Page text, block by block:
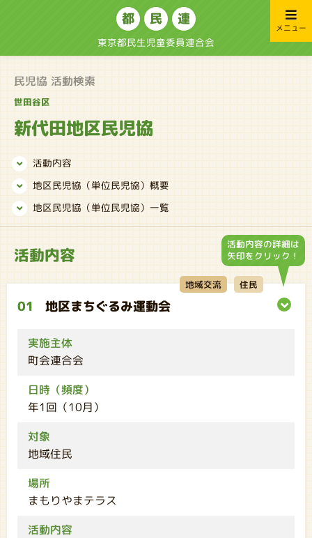
都 民 連
東京都民生児童委員連合会
民児協 活動検索
世田谷区
新代田地区民児協
活動内容
地区民児協（単位民児協）概要
地区民児協（単位民児協）一覧
活動内容
活動内容の詳細は
矢印をクリック！
01 地区まちぐるみ運動会
地域交流 住民
実施主体
町会連合会
日時（頻度）
年1回（10月）
対象
地域住民
場所
まもりやまテラス
活動内容
メニュー